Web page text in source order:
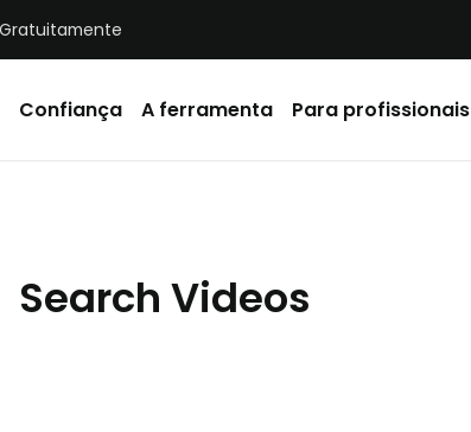
Confiança A ferramenta Para profissionais
Search Videos